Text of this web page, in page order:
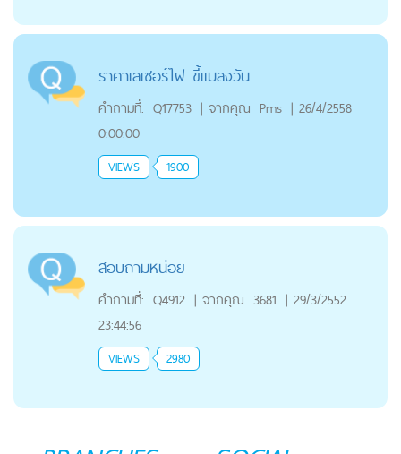
ราคาเลเซอร์ไฝ ขี้แมลงวัน
คำถามที่: Q17753 | จากคุณ Pms | 26/4/2558
0:00:00
VIEWS 1900
สอบถามหน่อย
คำถามที่: Q4912 | จากคุณ 3681 | 29/3/2552
23:44:56
VIEWS 2980